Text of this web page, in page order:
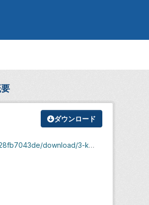
ダウンロード
3-kanrikikaku-gaiyou.pdf